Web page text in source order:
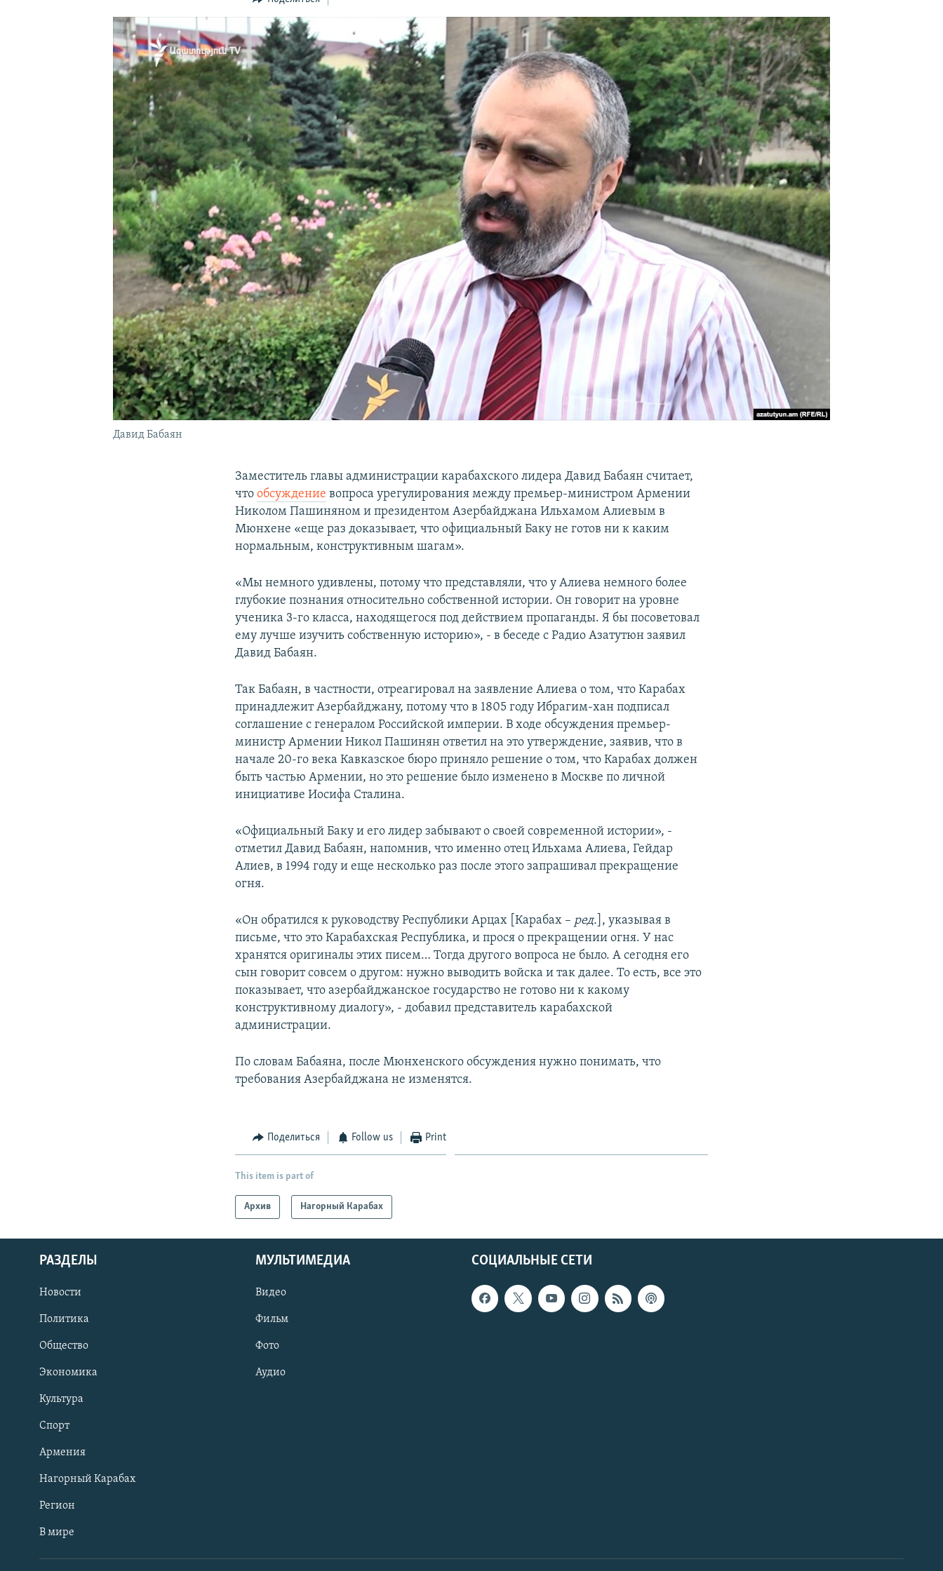
Давид Бабаян
Заместитель главы администрации карабахского лидера Давид Бабаян считает,
чтообсуждение вопроса урегулирования между премьер-министром Армении
Николом Пашиняном и президентом Азербайджана Ильхамом Алиевым в
Мюнхене «еще раз доказывает, что официальный Баку не готов ни к каким
нормальным, конструктивным шагам».
«Мы немного удивлены, потому что представляли, что у Алиева немного более
глубокие познания относительно собственной истории. Он говорит на уровне
ученика 3-го класса, находящегося под действием пропаганды. Я бы посоветовал
ему лучше изучить собственную историю», - в беседе с Радио Азатутюн заявил
Давид Бабаян.
Так Бабаян, в частности, отреагировал на заявление Алиева о том, что Карабах
принадлежит Азербайджану, потому что в 1805 году Ибрагим-хан подписал
соглашение с генералом Российской империи. В ходе обсуждения премьер-
министр Армении Никол Пашинян ответил на это утверждение, заявив, что в
начале 20-го века Кавказское бюро приняло решение о том, что Карабах должен
быть частью Армении, но это решение было изменено в Москве по личной
инициативе Иосифа Сталина.
«Официальный Баку и его лидер забывают о своей современной истории», -
отметил Давид Бабаян, напомнив, что именно отец Ильхама Алиева, Гейдар
Алиев, в 1994 году и еще несколько раз после этого запрашивал прекращение
огня.
«Он обратился к руководству Республики Арцах [Карабах – ред. ], указывая в
письме, что это Карабахская Республика, и прося о прекращении огня. У нас
хранятся оригиналы этих писем… Тогда другого вопроса не было. А сегодня его
сын говорит совсем о другом: нужно выводить войска и так далее. То есть, все это
показывает, что азербайджанское государство не готово ни к какому
конструктивному диалогу», - добавил представитель карабахской
администрации.
По словам Бабаяна, после Мюнхенского обсуждения нужно понимать, что
требования Азербайджана не изменятся.
Поделиться Follow us Print
This item is part of
Архив Нагорный Карабах
СОЦИАЛЬНЫЕ СЕТИ
РАЗДЕЛЫ
Новости
Политика
Общество
Экономика
Культура
Спорт
Армения
Нагорный Карабах
Регион
В мире
МУЛЬТИМЕДИА
Видео
Фильм
Фото
Аудио